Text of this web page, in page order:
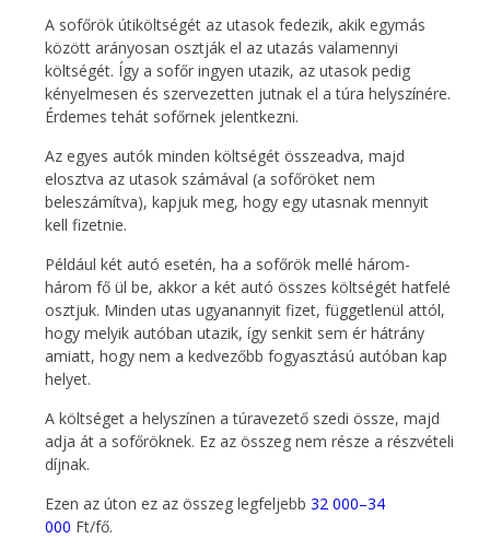
A sofőrök útiköltségét az utasok fedezik, akik egymás
között arányosan osztják el az utazás valamennyi
költségét. Így a sofőr ingyen utazik, az utasok pedig
kényelmesen és szervezetten jutnak el a túra helyszínére.
Érdemes tehát sofőrnek jelentkezni.
Az egyes autók minden költségét összeadva, majd
elosztva az utasok számával (a sofőröket nem
beleszámítva), kapjuk meg, hogy egy utasnak mennyit
kell fizetnie.
Például két autó esetén, ha a sofőrök mellé három-
három fő ül be, akkor a két autó összes költségét hatfelé
osztjuk. Minden utas ugyanannyit fizet, függetlenül attól,
hogy melyik autóban utazik, így senkit sem ér hátrány
amiatt, hogy nem a kedvezőbb fogyasztású autóban kap
helyet.
A költséget a helyszínen a túravezető szedi össze, majd
adja át a sofőröknek. Ez az összeg nem része a részvételi
díjnak.
Ezen az úton ez az összeg legfeljebb32 000–34
000 Ft/fő.